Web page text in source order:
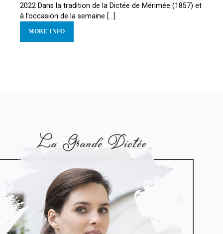
2022 Dans la tradition de la Dictée de Mérimée (1857) et
à l’occasion de la semaine [...]
MORE INFO